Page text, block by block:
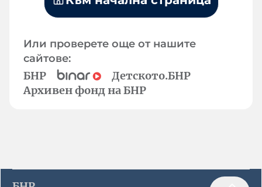
Или проверете още от нашите
сайтове:
БНР
Детското.БНР
Архивен фонд на БНР